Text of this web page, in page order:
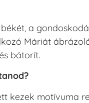
a
Máriát
bátorít.
kezek motívuma